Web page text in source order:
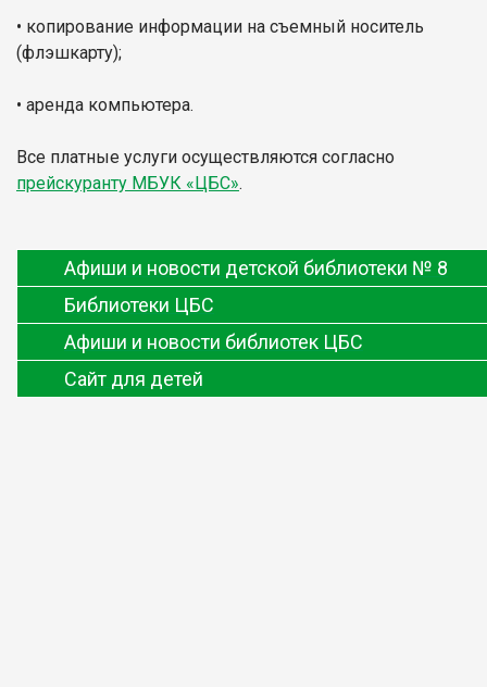
• копирование информации на съемный носитель
(флэшкарту);
• аренда компьютера.
Все платные услуги осуществляются согласно
прейскуранту МБУК «ЦБС».
Афиши и новости детской библиотеки № 8
Библиотеки ЦБС
Афиши и новости библиотек ЦБС
Сайт для детей